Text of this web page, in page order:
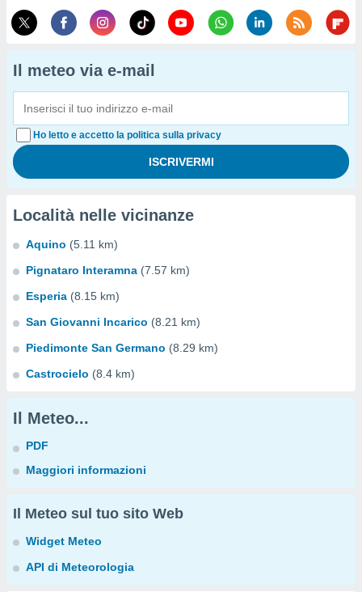
Il meteo via e-mail
Ho letto e accetto la politica sulla privacy
Località nelle vicinanze
Aquino (5.11 km)
Pignataro Interamna (7.57 km)
Esperia (8.15 km)
San Giovanni Incarico (8.21 km)
Piedimonte San Germano (8.29 km)
Castrocielo (8.4 km)
Il Meteo...
PDF
Maggiori informazioni
Il Meteo sul tuo sito Web
Widget Meteo
API di Meteorologia